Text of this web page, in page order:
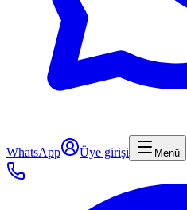
WhatsApp Üye girişi Menü